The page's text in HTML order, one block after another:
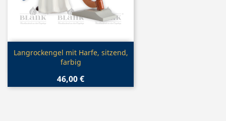
Vorschau
Langrockengel mit Harfe, sitzend,
farbig
46,00 €